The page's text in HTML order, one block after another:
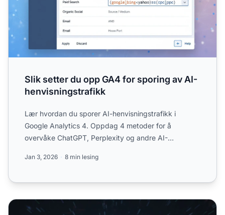
Slik setter du opp GA4 for sporing av AI-
henvisningstrafikk
Lær hvordan du sporer AI-henvisningstrafikk i
Google Analytics 4. Oppdag 4 metoder for å
overvåke ChatGPT, Perplexity og andre AI-
Jan 3, 2026 8 min lesing
Sette opp AI-trafikksporing: Komplett teknisk guide